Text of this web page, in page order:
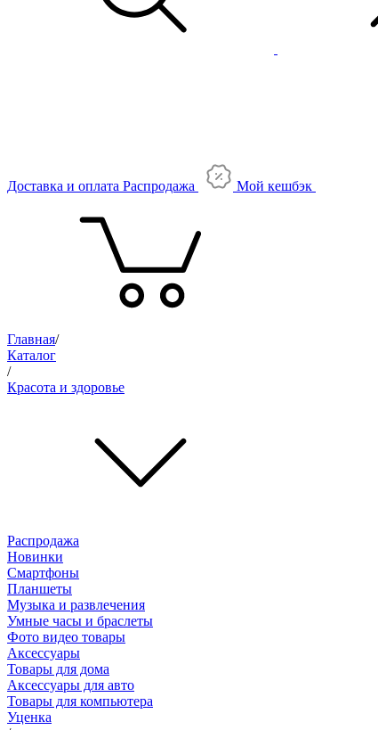
Доставка и оплата Распродажа Мой кешбэк
Главная/
Каталог
/
Красота и здоровье
Распродажа
Новинки
Смартфоны
Планшеты
Музыка и развлечения
Умные часы и браслеты
Фото видео товары
Аксессуары
Товары для дома
Аксессуары для авто
Товары для компьютера
Уценка